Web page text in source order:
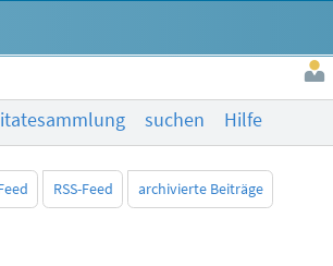
suchen Hilfe
RSS-Feed archivierte Beiträge